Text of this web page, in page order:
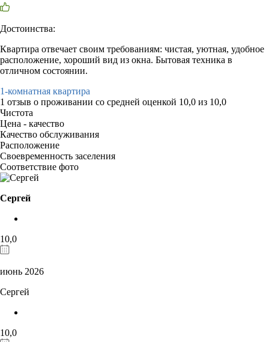
Достоинства:
Квартира отвечает своим требованиям: чистая, уютная, удобное
расположение, хороший вид из окна. Бытовая техника в
отличном состоянии.
1-комнатная квартира
1 отзыв о проживании со средней оценкой 10,0 из 10,0
Чистота
Цена - качество
Качество обслуживания
Расположение
Своевременность заселения
Соответствие фото
Сергей
10,0
июнь 2026
Сергей
10,0